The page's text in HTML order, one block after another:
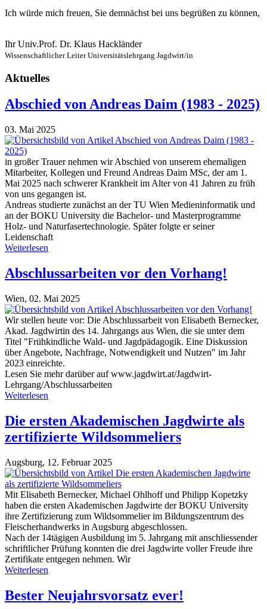
Ich würde mich freuen, Sie demnächst bei uns begrüßen zu können,
Ihr Univ.Prof. Dr. Klaus Hackländer
Wissenschaftlicher Leiter Universitätslehrgang Jagdwirt/in
Aktuelles
Abschied von Andreas Daim (1983 - 2025)
03. Mai 2025
in großer Trauer nehmen wir Abschied von unserem ehemaligen
Mitarbeiter, Kollegen und Freund Andreas Daim MSc, der am 1.
Mai 2025 nach schwerer Krankheit im Alter von 41 Jahren zu früh
von uns gegangen ist.
Andreas studierte zunächst an der TU Wien Medieninformatik und
an der BOKU University die Bachelor- und Masterprogramme
Holz- und Naturfasertechnologie. Später folgte er seiner
Leidenschaft
Weiterlesen
Abschlussarbeiten vor den Vorhang!
Wien, 02. Mai 2025
Wir stellen heute vor: Die Abschlussarbeit von Elisabeth Bernecker,
Akad. Jagdwirtin des 14. Jahrgangs aus Wien, die sie unter dem
Titel "Frühkindliche Wald- und Jagdpädagogik. Eine Diskussion
über Angebote, Nachfrage, Notwendigkeit und Nutzen" im Jahr
2023 einreichte.
Lesen Sie mehr darüber auf www.jagdwirt.at/Jagdwirt-
Lehrgang/Abschlussarbeiten
Weiterlesen
Die ersten Akademischen Jagdwirte als
zertifizierte Wildsommeliers
Augsburg, 12. Februar 2025
Mit Elisabeth Bernecker, Michael Ohlhoff und Philipp Kopetzky
haben die ersten Akademischen Jagdwirte der BOKU University
ihre Zertifizierung zum Wildsommelier im Bildungszentrum des
Fleischerhandwerks in Augsburg abgeschlossen.
Nach der 14tägigen Ausbildung im 5. Jahrgang mit anschliessender
schriftlicher Prüfung konnten die drei Jagdwirte voller Freude ihre
Zertifikate entgegen nehmen. Wir
Weiterlesen
Bester Neujahrsvorsatz ever!